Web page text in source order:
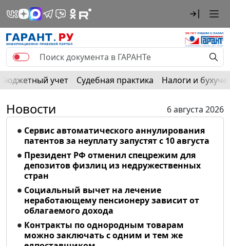
Бюджетный учет Судебная практика Налоги и
Новости
6 августа 2026
Сервис автоматического аннулирования
патентов за неуплату запустят с 10 августа
Президент РФ отменил спецрежим для
депозитов физлиц из недружественных
стран
Социальный вычет на лечение
неработающему пенсионеру зависит от
облагаемого дохода
Контракты по однородным товарам
можно заключать с одним и тем же